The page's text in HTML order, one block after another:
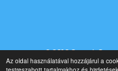
Az oldal használatával hozzájárul a
© 2016 Csepeli